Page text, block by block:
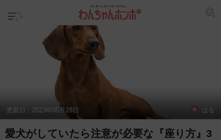
更新日： 2023年05月28日 はる
愛犬がしていたら注意が必要な『座り方』3